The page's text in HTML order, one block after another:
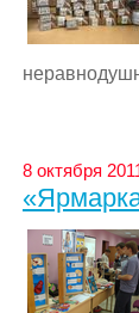
8 октября